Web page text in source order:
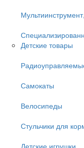
Детские товары
Самокаты
Велосипеды
Стульчики для
Детские игрушки